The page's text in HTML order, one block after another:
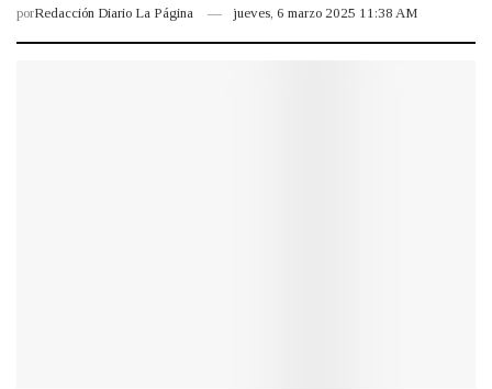
porRedacción Diario La Página jueves, 6 marzo 2025 11:38 AM